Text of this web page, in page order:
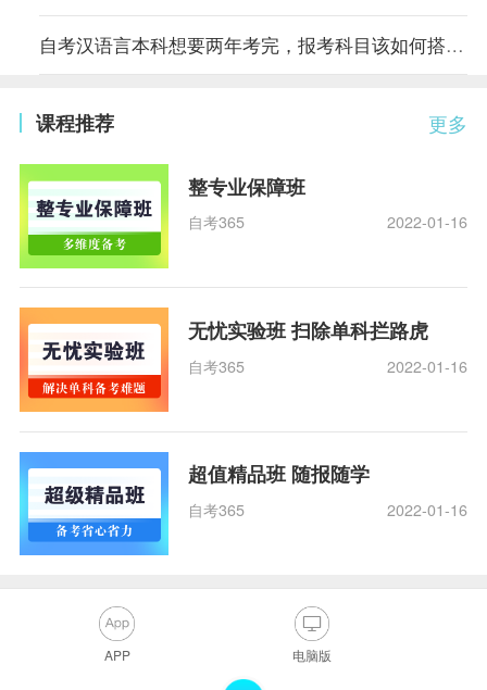
自考汉语言本科想要两年考完，报考科目该如何搭配？
更多
课程推荐
整专业保障班
自考365 2022-01-16
无忧实验班 扫除单科拦路虎
自考365 2022-01-16
超值精品班 随报随学
自考365 2022-01-16
APP 电脑版